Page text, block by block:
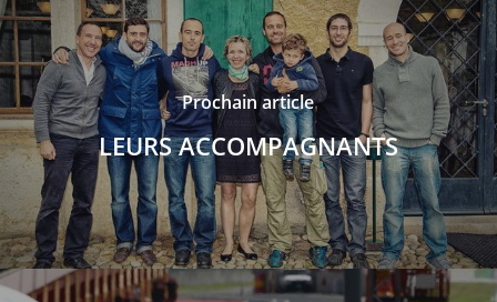
Prochain article
LEURS ACCOMPAGNANTS